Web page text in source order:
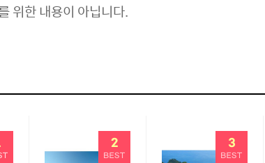
위한 내용이 아닙니다.